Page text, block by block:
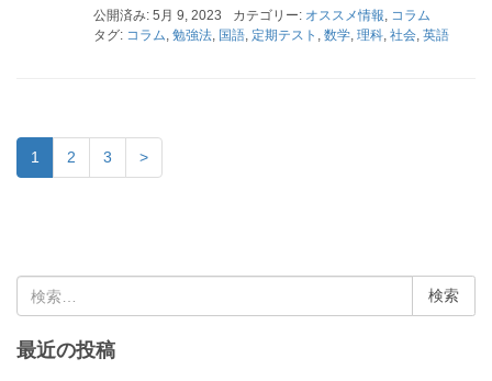
公開済み: 5月 9, 2023 カテゴリー: オススメ情報, コラム
タグ: コラム, 勉強法, 国語, 定期テスト , 数学, 理科, 社会, 英語
1 2 3 >
最近の投稿